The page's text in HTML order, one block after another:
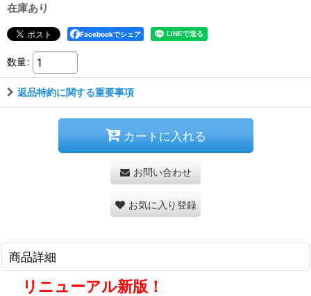
在庫あり
Facebookでシェア
数量:
返品特約に関する重要事項
カートに入れる
お問い合わせ
お気に入り登録
商品詳細
リニューアル新版！